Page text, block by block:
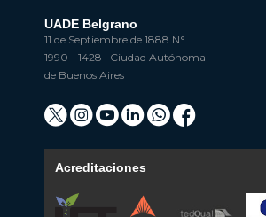
UADE Belgrano
11 de Septiembre de 1888 N°
1990 - 1428 | Ciudad Autónoma
de Buenos Aires
Acreditaciones